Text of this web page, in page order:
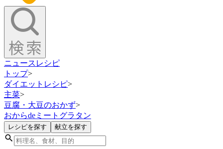
ニュース レシピ
トップ>
ダイエットレシピ>
主菜>
豆腐・大豆のおかず>
おからdeミートグラタン
レシピを探す 献立を探す